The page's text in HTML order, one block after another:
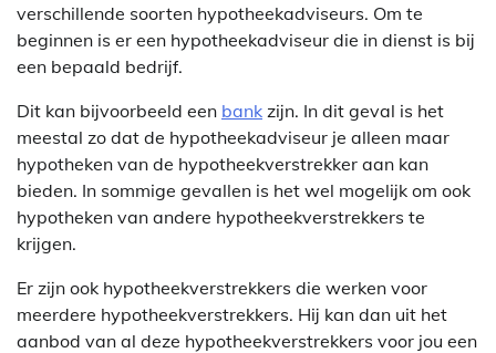
verschillende soorten hypotheekadviseurs. Om te
beginnen is er een hypotheekadviseur die in dienst is bij
een bepaald bedrijf.
Dit kan bijvoorbeeld een bank zijn. In dit geval is het
meestal zo dat de hypotheekadviseur je alleen maar
hypotheken van de hypotheekverstrekker aan kan
bieden. In sommige gevallen is het wel mogelijk om ook
hypotheken van andere hypotheekverstrekkers te
krijgen.
Er zijn ook hypotheekverstrekkers die werken voor
meerdere hypotheekverstrekkers. Hij kan dan uit het
aanbod van al deze hypotheekverstrekkers voor jou een